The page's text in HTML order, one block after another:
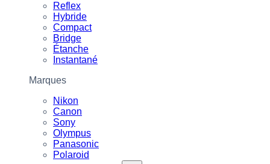
Reflex
Hybride
Compact
Bridge
Étanche
Instantané
Marques
Nikon
Canon
Sony
Olympus
Panasonic
Polaroid